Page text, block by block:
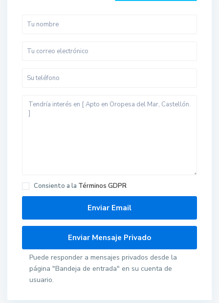
Consiento a la Términos GDPR
Puede responder a mensajes privados desde la
página "Bandeja de entrada" en su cuenta de
usuario.